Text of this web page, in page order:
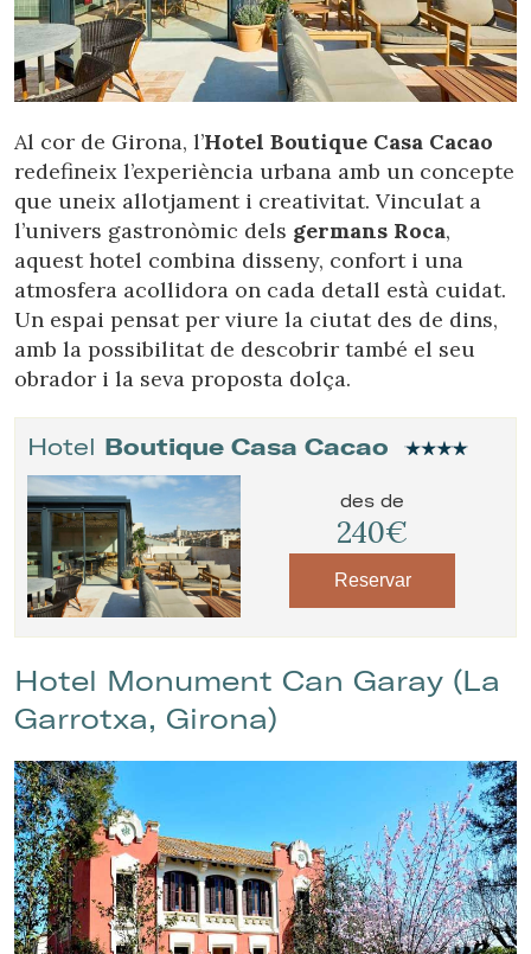
Al cor de Girona, l’Hotel Boutique Casa Cacao
redefineix l’experiència urbana amb un concepte
que uneix allotjament i creativitat. Vinculat a
l’univers gastronòmic dels germans Roca,
aquest hotel combina disseny, confort i una
atmosfera acollidora on cada detall està cuidat.
Un espai pensat per viure la ciutat des de dins,
amb la possibilitat de descobrir també el seu
obrador i la seva proposta dolça.
Hotel Boutique Casa Cacao
des de
240€
Reservar
Hotel Monument Can Garay (La
Garrotxa, Girona)